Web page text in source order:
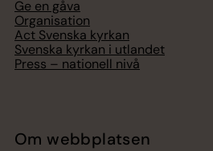
Ge en gåva
Organisation
Act Svenska kyrkan
Svenska kyrkan i utlandet
Press – nationell nivå
Om webbplatsen